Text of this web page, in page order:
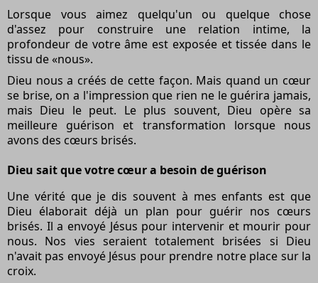
Lorsque vous aimez quelqu'un ou quelque chose
d'assez pour construire une relation intime, la
profondeur de votre âme est exposée et tissée dans le
tissu de «nous».
Dieu nous a créés de cette façon. Mais quand un cœur
se brise, on a l'impression que rien ne le guérira jamais,
mais Dieu le peut. Le plus souvent, Dieu opère sa
meilleure guérison et transformation lorsque nous
avons des cœurs brisés.
Dieu sait que votre cœur a besoin de guérison
Une vérité que je dis souvent à mes enfants est que
Dieu élaborait déjà un plan pour guérir nos cœurs
brisés. Il a envoyé Jésus pour intervenir et mourir pour
nous. Nos vies seraient totalement brisées si Dieu
n'avait pas envoyé Jésus pour prendre notre place sur la
croix.